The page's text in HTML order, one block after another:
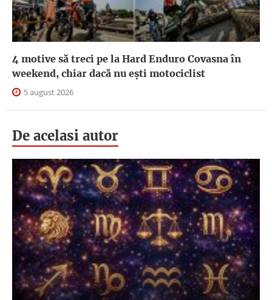
4 motive să treci pe la Hard Enduro Covasna în
weekend, chiar dacă nu ești motociclist
5 august 2026
De acelasi autor